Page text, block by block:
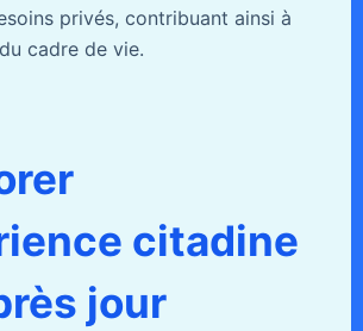
privés, contribuant ainsi à
cadre de vie.
citadine
jour